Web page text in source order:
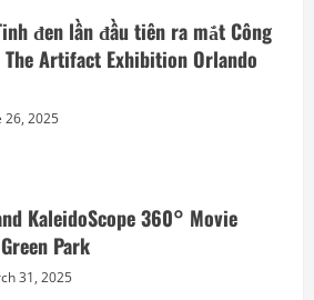
đen lần đầu tiên ra mắt Công
The Artifact Exhibition Orlando
26, 2025
KaleidoScope 360° Movie
Park
31, 2025